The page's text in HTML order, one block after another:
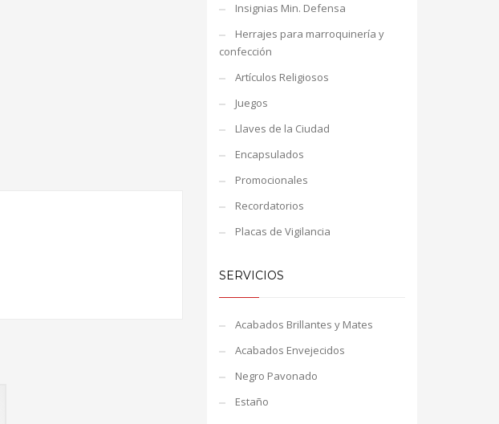
Insignias Min. Defensa
Herrajes para marroquinería y
confección
Artículos Religiosos
Juegos
Llaves de la Ciudad
Encapsulados
Promocionales
Recordatorios
Placas de Vigilancia
SERVICIOS
Acabados Brillantes y Mates
Acabados Envejecidos
Negro Pavonado
Estaño